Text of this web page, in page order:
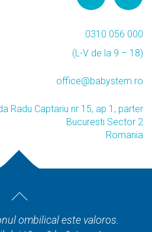
0310 056 000
(L-V de la 9 – 18)
office@babystem.ro
Radu Captariu nr 15, ap 1, parter
Bucuresti Sector 2
Romania
ombilical este valoros.